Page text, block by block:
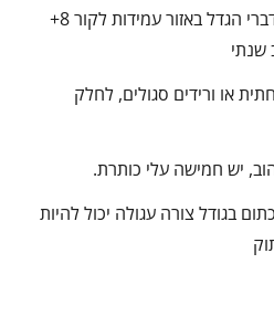
סובטרופי, ממוזג, טרופי או מדברי הגדל באזור עמידות לקור 8+
או ורידים סגולים, לחלק
יש חמישה עלי כותרת.
בגודל צורה עגולה יכול להיות